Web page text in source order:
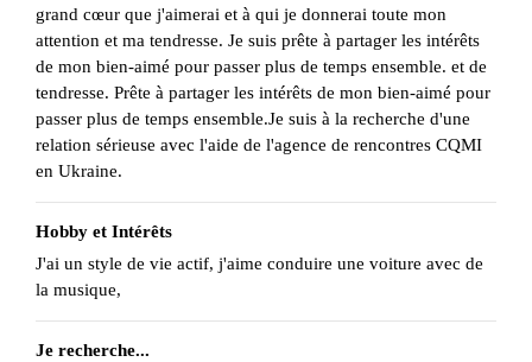
grand cœur que j'aimerai et à qui je donnerai toute mon
attention et ma tendresse. Je suis prête à partager les intérêts
de mon bien-aimé pour passer plus de temps ensemble. et de
tendresse. Prête à partager les intérêts de mon bien-aimé pour
passer plus de temps ensemble.Je suis à la recherche d'une
relation sérieuse avec l'aide de l'agence de rencontres CQMI
en Ukraine.
Hobby et Intérêts
J'ai un style de vie actif, j'aime conduire une voiture avec de
la musique,
Je recherche...